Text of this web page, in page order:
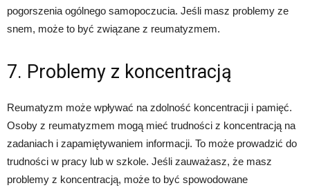
pogorszenia ogólnego samopoczucia. Jeśli masz problemy ze
snem, może to być związane z reumatyzmem.
7. Problemy z koncentracją
Reumatyzm może wpływać na zdolność koncentracji i pamięć.
Osoby z reumatyzmem mogą mieć trudności z koncentracją na
zadaniach i zapamiętywaniem informacji. To może prowadzić do
trudności w pracy lub w szkole. Jeśli zauważasz, że masz
problemy z koncentracją, może to być spowodowane